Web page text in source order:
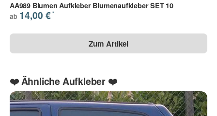
Die Datenschutzbestimmungen habe ich zur Kenntnis
genommen.
Lesen)
AA989 Blumen Aufkleber Blumenaufkleber SET 10
ab 14,00 €*
Zum Artikel
❤️ Ähnliche Aufkleber ❤️